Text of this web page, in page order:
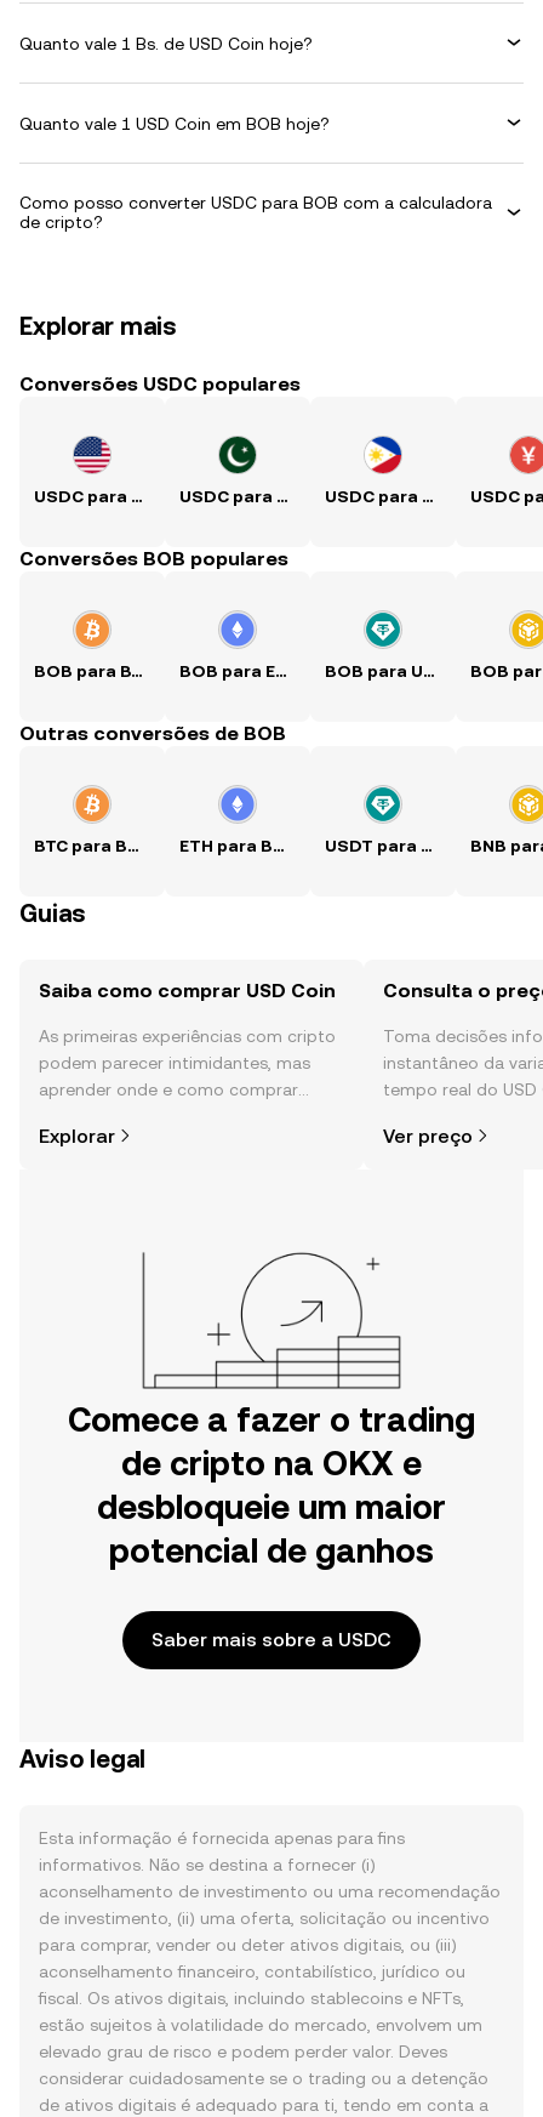
Quanto vale 1 Bs. de USD Coin hoje?
Quanto vale 1 USD Coin em BOB hoje?
Como posso converter USDC para BOB com a calculadora
de cripto?
Explorar mais
Conversões USDC populares
USDC para USD USDC para PKR USDC para PHP
Conversões BOB populares
BOB para BTC BOB para ETH BOB para USDT
Outras conversões de BOB
BTC para BOB ETH para BOB USDT para BOB
Guias
Saiba como comprar USD Coin
As primeiras experiências com cripto
podem parecer intimidantes, mas
aprender onde e como comprar
Começa a tua viagem na aplicação
Explorar
Consulta o
Toma decisões
instantâneo da
tempo real do
mais.
Ver preço
Comece a fazer o trading
de cripto na OKX e
desbloqueie um maior
potencial de ganhos
Saber mais sobre a USDC
Aviso legal
Esta informação é fornecida apenas para fins
informativos. Não se destina a fornecer (i)
aconselhamento de investimento ou uma recomendação
de investimento, (ii) uma oferta, solicitação ou incentivo
para comprar, vender ou deter ativos digitais, ou (iii)
aconselhamento financeiro, contabilístico, jurídico ou
fiscal. Os ativos digitais, incluindo stablecoins e NFTs,
estão sujeitos à volatilidade do mercado, envolvem um
elevado grau de risco e podem perder valor. Deves
considerar cuidadosamente se o trading ou a detenção
de ativos digitais é adequado para ti, tendo em conta a